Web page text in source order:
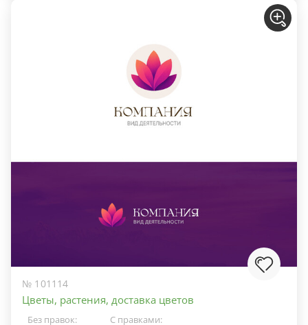
№ 101114
Цветы, растения, доставка цветов
Без правок: С правками: